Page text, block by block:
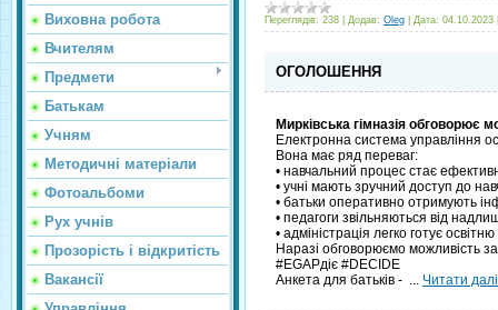
Виховна робота
Вчителям
Предмети
Батькам
Учням
Методичні матеріали
Фотоальбоми
Рух учнів
Прозорість і відкритість
Вакансії
Переглядів: 238 Додав: Oleg Дата: 04.10.2023
ОГОЛОШЕННЯ
Мирківська гімназія обговорює
Електронна система управління
Вона має ряд переваг:
• навчальний процес стає
• учні мають зручний доступ до
• батьки оперативно отримують
• педагоги звільняються від
• адміністрація легко готує
Наразі обговорюємо можливість
#EGAPдіє #DECIDE
Анкета для батьків - ... Читати